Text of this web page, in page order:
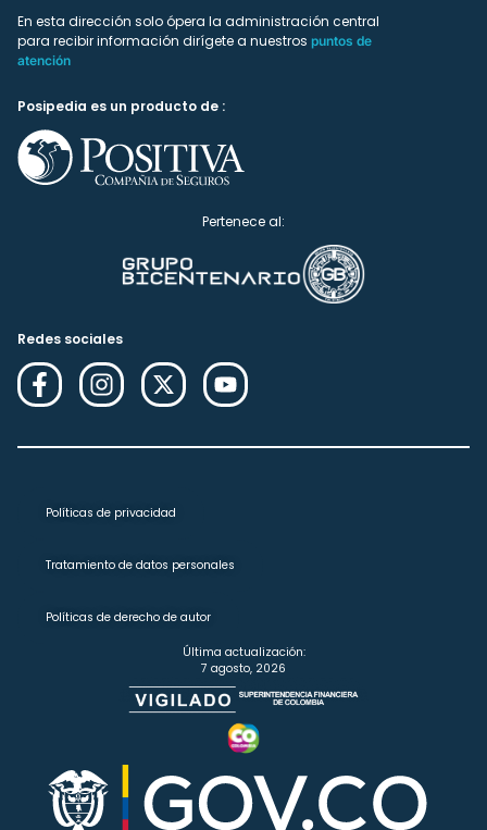
En esta dirección solo ópera la administración central
para recibir información dirígete a nuestros puntos de
atención
Posipedia es un producto de :
Pertenece al:
Redes sociales
Políticas de privacidad
Tratamiento de datos personales
Políticas de derecho de autor
Última actualización:
7 agosto, 2026